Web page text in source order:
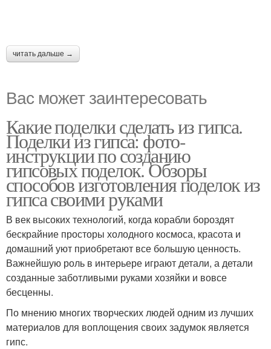
читать дальше →
Вас может заинтересовать
Какие поделки сделать из гипса.
Поделки из гипса: фото-
инструкции по созданию
гипсовых поделок. Обзоры
способов изготовления поделок из
гипса своими руками
В век высоких технологий, когда корабли бороздят
бескрайние просторы холодного космоса, красота и
домашний уют приобретают все большую ценность.
Важнейшую роль в интерьере играют детали, а детали
созданные заботливыми руками хозяйки и вовсе
бесценны.
По мнению многих творческих людей одним из лучших
материалов для воплощения своих задумок является
гипс.